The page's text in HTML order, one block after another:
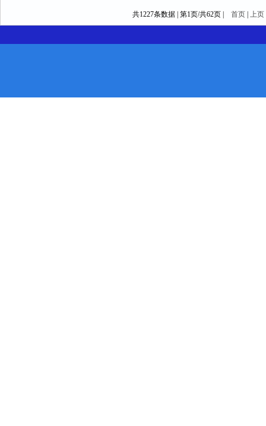
共1227条数据 | 第1页/共62页 | 首页| 上页